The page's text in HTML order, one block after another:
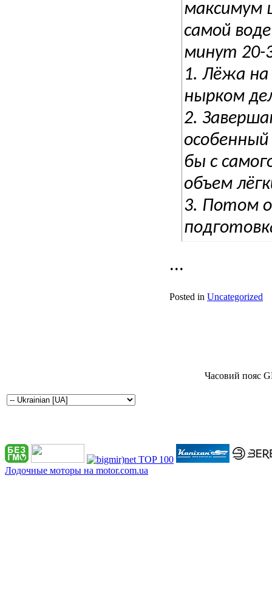
максимум
самой
минут 20-
1. Лёжа на
нырком
2.
бы с
объем
3. Потом
...
Posted in Uncategorized
Часовий пояс
Лодочные моторы на motor.com.ua